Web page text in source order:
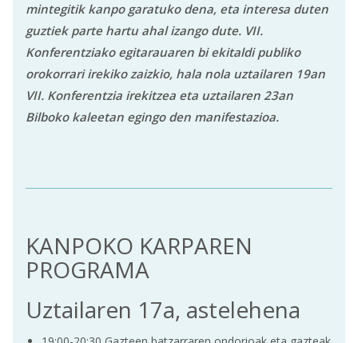
mintegitik kanpo garatuko dena, eta interesa duten
guztiek parte hartu ahal izango dute. VII.
Konferentziako egitarauaren bi ekitaldi publiko
orokorrari irekiko zaizkio, hala nola uztailaren 19an
VII. Konferentzia irekitzea eta uztailaren 23an
Bilboko kaleetan egingo den manifestazioa.
KANPOKO KARPAREN
PROGRAMA
Uztailaren 17a, astelehena